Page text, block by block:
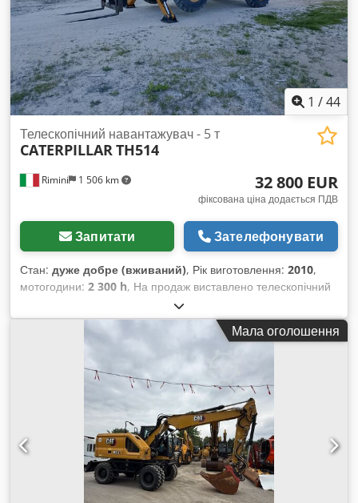
1 /44
Rimini 1 506 km
Телескопічний навантажувач - 5 т
CATERPILLAR TH514
32 800 EUR
фіксована ціна додається ПДВ
Запитати Зателефонувати
Стан: дуже добре (вживаний), Рік виготовлення: 2010,
мотогодини: 2 300 h, На продаж виставлено телескопічний
навантажувач Caterpillar TH514. Відзначається підвищеною
вантажопідйомністю у порівнянні зі стандартними
моделями на 3,5–4 т, що робить його ідеальним для
виконання більш складних завдань. Машина повністю
готова до експлуатації, додаткових інвестицій не потребує.
Основні характеристики: Cjdpfxjy Iutno Amrjha Рік випуску:
2010 Напрацювання: близько 2300 мотогодин (у процесі
використання) Один власник Двигун: Cat C4.4 DITAAC – 74,5
кВт / близько 101 к.с. Повна маса: 11 180 кг Характеристики
продуктивності: Максимальна вантажопідйомність: 4 990 кг
Трансмісія: PowerShift (4 передачі вперед / 3 назад) 3
режими рульового керування: рух по діагоналі (крабовий
Мала оголошення